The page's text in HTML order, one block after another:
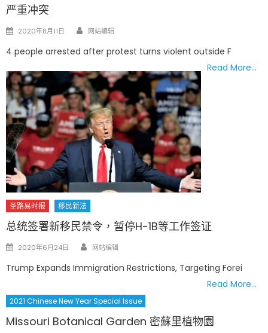
严重冲突
Posted
2020年8月11日 Author
网站编辑
4 people arrested after protest turns violent outside F
Read More…
圣路易时报 移民新法
总统签署新移民禁令，暂停H-1B等工作签证
Posted
2020年6月24日 Author
网站编辑
Trump Expands Immigration Restrictions, Targeting Forei
Read More…
2021 Chinese New Year Special Issue
Missouri Botanical Garden 密蘇里植物園